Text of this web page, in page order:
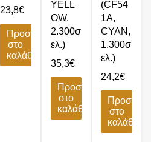
23,8€
Προσθήκη
στο
καλάθι
YELL
OW,
2.300σ
ελ.)
35,3€
Προσθήκη
στο
καλάθι
(CF54
1A,
CYAN,
1.300σ
ελ.)
24,2€
στο
καλάθι